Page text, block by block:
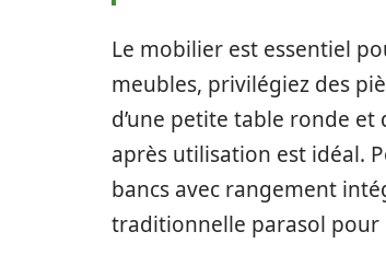
Le mobilier est essentiel
meubles, privilégiez des
d’une petite table ronde
après utilisation est idéal.
bancs avec rangement
traditionnelle parasol pour